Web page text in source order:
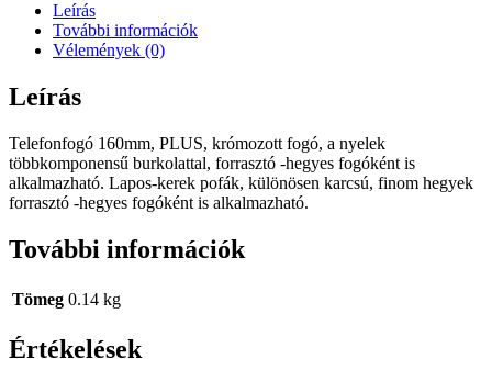
Leírás
További információk
Vélemények (0)
Leírás
Telefonfogó 160mm, PLUS, krómozott fogó, a nyelek
többkomponensű burkolattal, forrasztó -hegyes fogóként is
alkalmazható. Lapos-kerek pofák, különösen karcsú, finom hegyek
forrasztó -hegyes fogóként is alkalmazható.
További információk
Tömeg 0.14 kg
Értékelések